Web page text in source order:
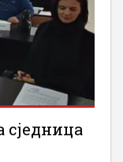
сједница